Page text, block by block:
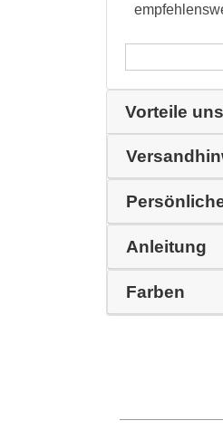
Vorteile
Anleitung
Farben